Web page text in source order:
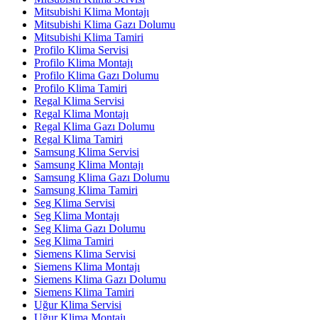
Mitsubishi Klima Montajı
Mitsubishi Klima Gazı Dolumu
Mitsubishi Klima Tamiri
Profilo Klima Servisi
Profilo Klima Montajı
Profilo Klima Gazı Dolumu
Profilo Klima Tamiri
Regal Klima Servisi
Regal Klima Montajı
Regal Klima Gazı Dolumu
Regal Klima Tamiri
Samsung Klima Servisi
Samsung Klima Montajı
Samsung Klima Gazı Dolumu
Samsung Klima Tamiri
Seg Klima Servisi
Seg Klima Montajı
Seg Klima Gazı Dolumu
Seg Klima Tamiri
Siemens Klima Servisi
Siemens Klima Montajı
Siemens Klima Gazı Dolumu
Siemens Klima Tamiri
Uğur Klima Servisi